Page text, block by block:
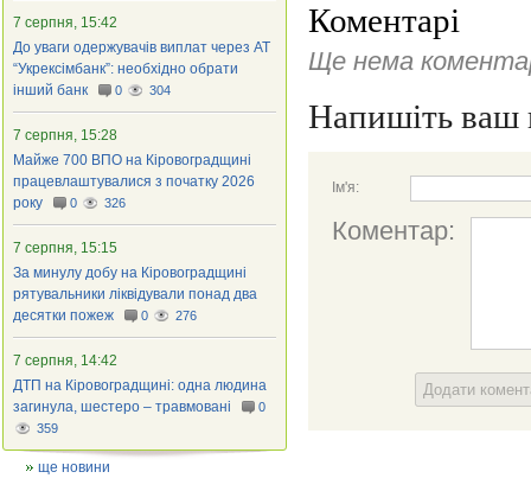
Коментарі
Ще нема
Напишіть ваш
Ім'я:
Коментар:
Додати
7 серпня, 15:42
До уваги одержувачів виплат через АТ
“Укрексімбанк”: необхідно обрати
інший банк
0 304
7 серпня, 15:28
Майже 700 ВПО на Кіровоградщині
працевлаштувалися з початку 2026
року
0 326
7 серпня, 15:15
За минулу добу на Кіровоградщині
рятувальники ліквідували понад два
десятки пожеж
0 276
7 серпня, 14:42
ДТП на Кіровоградщині: одна людина
загинула, шестеро – травмовані
0
359
ще новини